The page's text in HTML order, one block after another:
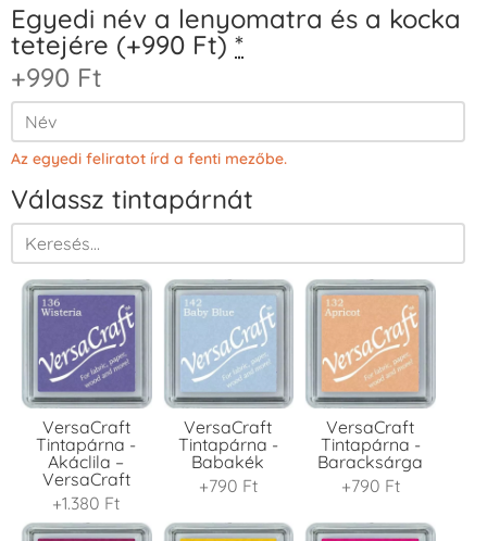
Egyedi név a lenyomatra és a kocka
tetejére (+990 Ft) *
+990 Ft
Az egyedi feliratot írd a fenti mezőbe.
Válassz tintapárnát
VersaCraft
Tintapárna -
Akáclila –
VersaCraft
+1.380 Ft
VersaCraft
Tintapárna -
Babakék
+790 Ft
VersaCraft
Tintapárna -
Baracksárga
+790 Ft